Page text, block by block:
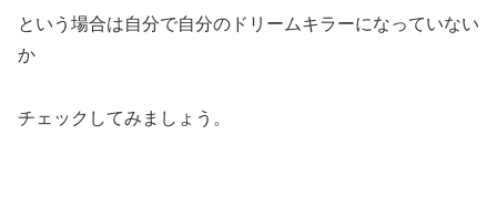
という場合は自分で自分のドリームキラーになっていない
か
チェックしてみましょう。